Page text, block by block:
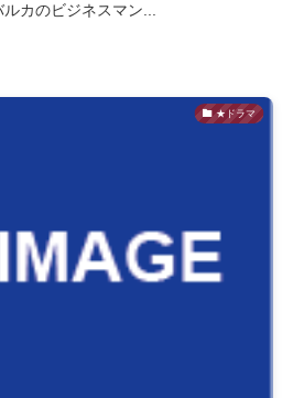
カのビジネスマン...
★ドラマ